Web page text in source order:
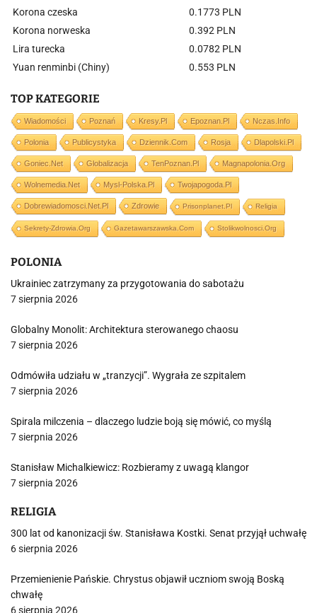
Korona czeska
0.1773 PLN
Korona norweska
0.392 PLN
Lira turecka
0.0782 PLN
Yuan renminbi (Chiny)
0.553 PLN
TOP KATEGORIE
Wiadomości Poznań Kresy.pl Epoznan.pl Nczas.info
Polonia Publicystyka Dziennik.com Rosja Dlapolski.pl
Goniec.net Globalizacja TenPoznan.pl Magnapolonia.org
Wolnemedia.net Mysl-Polska.pl Twojapogoda.pl
Dobrewiadomosci.net.pl Zdrowie Prisonplanet.pl Religia
Sekrety-Zdrowia.org Gazetawarszawska.com Stolikwolnosci.org
POLONIA
Ukrainiec zatrzymany za przygotowania do sabotażu
7 sierpnia 2026
Globalny Monolit: Architektura sterowanego chaosu
7 sierpnia 2026
Odmówiła udziału w „tranzycji”. Wygrała ze szpitalem
7 sierpnia 2026
Spirala milczenia – dlaczego ludzie boją się mówić, co myślą
7 sierpnia 2026
Stanisław Michalkiewicz: Rozbieramy z uwagą klangor
7 sierpnia 2026
RELIGIA
300 lat od kanonizacji św. Stanisława Kostki. Senat przyjął uchwałę
6 sierpnia 2026
Przemienienie Pańskie. Chrystus objawił uczniom swoją Boską
chwałę
6 sierpnia 2026